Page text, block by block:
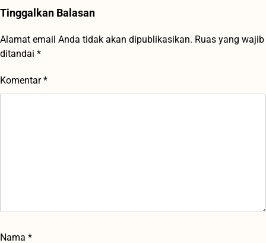
Tinggalkan Balasan
Alamat email Anda tidak akan dipublikasikan. Ruas yang wajib
ditandai *
Komentar*
Nama *